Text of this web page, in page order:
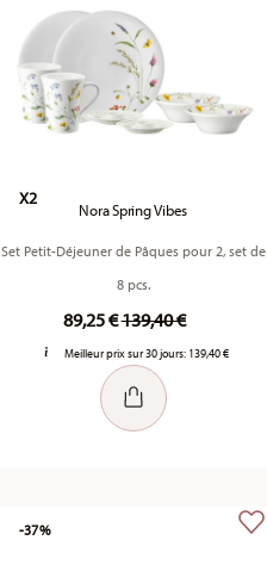
X2
Nora Spring Vibes
Set Petit-Déjeuner de Pâques pour 2, set de
8 pcs.
89,25 €Price reduced from
139,40 €to
Meilleur prix sur 30 jours: 139,40 €
-37%